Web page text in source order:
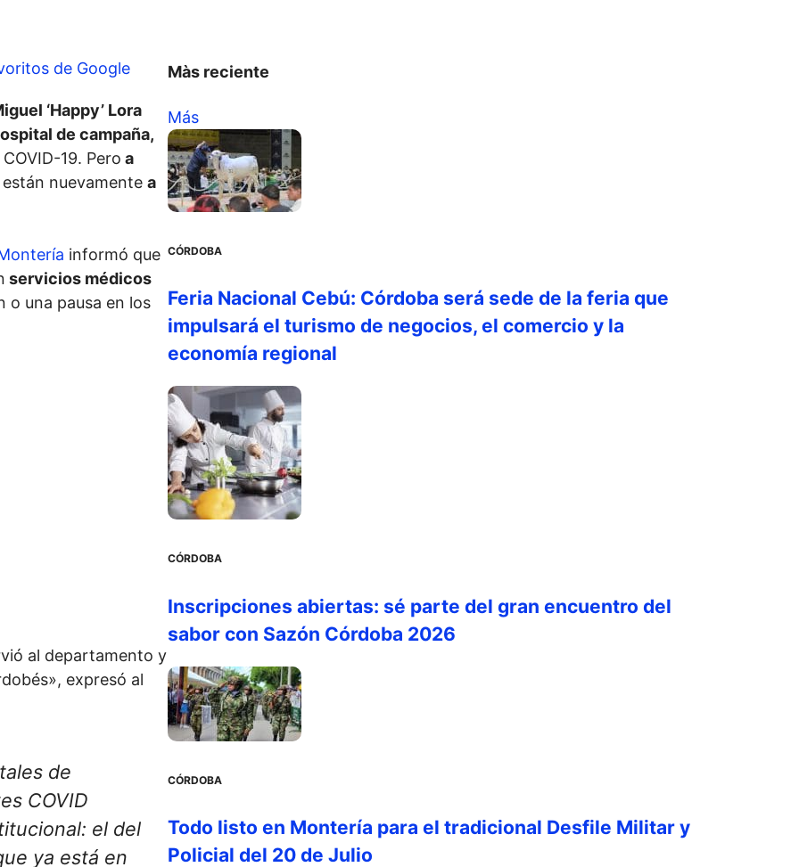
de Google
‘Happy’ Lora
de campaña,
19. Pero a
nuevamente a
informó que
servicios médicos
o una pausa en los
al departamento y
expresó al
de
COVID
el del
ya está en
Màs reciente
Más
CÓRDOBA
Feria Nacional Cebú: Córdoba será sede de la feria que
impulsará el turismo de negocios, el comercio y la
economía regional
CÓRDOBA
Inscripciones abiertas: sé parte del gran encuentro del
sabor con Sazón Córdoba 2026
CÓRDOBA
Todo listo en Montería para el tradicional Desfile Militar y
Policial del 20 de Julio